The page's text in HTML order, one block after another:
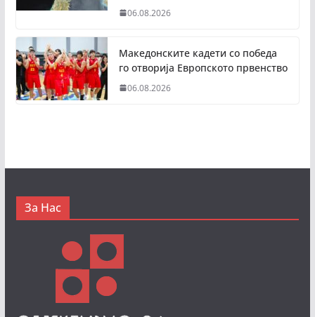
06.08.2026
Македонските кадети со победа
го отворија Европското првенство
06.08.2026
За Нас